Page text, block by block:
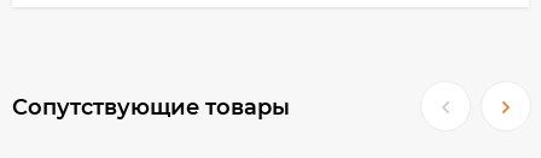
для внутренних помещений с любым
Сопутствующие товары